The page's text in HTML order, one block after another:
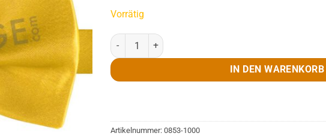
Vorrätig
Fliege, Satin, verstellbar, gelb Menge
IN DEN WARENKORB
Artikelnummer: 0853-1000